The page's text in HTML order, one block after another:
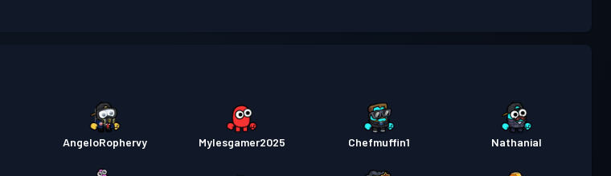
AngeloRophervy Mylesgamer2025 Chefmuffin1 Nathanial